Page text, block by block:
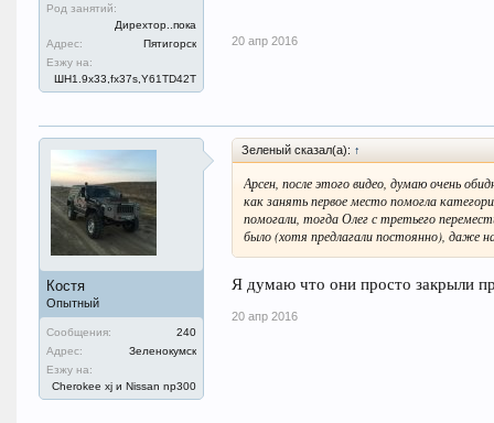
Род занятий:
Дирехтор..пока
Адрес:
Пятигорск
Езжу на:
ШН1.9x33,fx37s,Y61TD42T
20 апр 2016
Костя
Опытный
Сообщения:
240
Адрес:
Зеленокумск
Езжу на:
Cherokee xj и Nissan np300
Зеленый сказал(а): ↑
Арсен, после этого видео, думаю очень
как занять первое место помогла
помогали, тогда Олег с третьего
было (хотя предлагали постоянно), даже
Я думаю что они просто закрыли
20 апр 2016